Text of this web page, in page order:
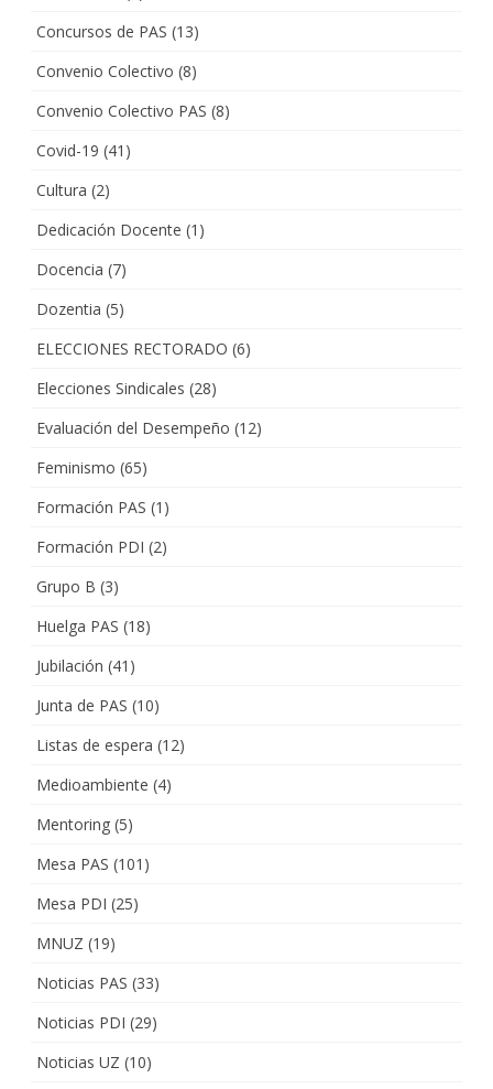
Concursos de PAS (13)
Convenio Colectivo (8)
Convenio Colectivo PAS (8)
Covid-19 (41)
Cultura (2)
Dedicación Docente (1)
Docencia (7)
Dozentia (5)
ELECCIONES RECTORADO (6)
Elecciones Sindicales (28)
Evaluación del Desempeño (12)
Feminismo (65)
Formación PAS (1)
Formación PDI (2)
Grupo B (3)
Huelga PAS (18)
Jubilación (41)
Junta de PAS (10)
Listas de espera (12)
Medioambiente (4)
Mentoring (5)
Mesa PAS (101)
Mesa PDI (25)
MNUZ (19)
Noticias PAS (33)
Noticias PDI (29)
Noticias UZ (10)